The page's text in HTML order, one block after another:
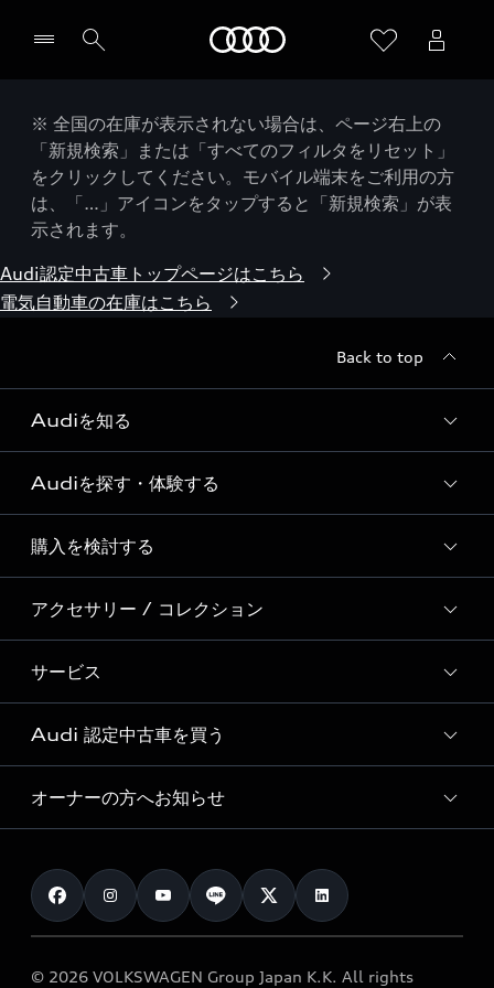
※ 全国の在庫が表示されない場合は、ページ右上の
「新規検索」または「すべてのフィルタをリセット」
をクリックしてください。モバイル端末をご利用の方
は、「…」アイコンをタップすると「新規検索」が表
示されます。
Audi認定中古車トップページはこちら
電気自動車の在庫はこちら
Back to top
Audiを知る
Audi ブランド
Story of Progress
Audi Sport
Formula 1®
デジタルサービス
Audiを探す・体験する
ディーラー検索
新車在庫検索
試乗車・展示車検索
見積り依頼
試乗予約
購入を検討する
モデル一覧
特別仕様モデル / 限定モデル
e-tronラインアップ
価格シミュレーション
車両比較
カタログ一覧
アクセサリー / コレクション
純正アクセサリー
オンラインショップ
Audi collection
アウディナビアプリ
サービス
サービス入庫予約
サービスプログラム
メンテナンス
車検 / 定期点検
e-tronアフターサポート
Audi 認定中古車を買う
Audi認定中古車
クオリティ
保証
メンテナンス
オーナーの方へお知らせ
お知らせ
オーナー様向けキャンペーン
© 2026 VOLKSWAGEN Group Japan K.K. All rights